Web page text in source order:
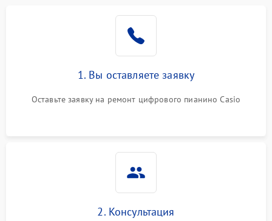
1. Вы оставляете заявку
Оставьте заявку на ремонт цифрового пианино Casio
2. Консультация